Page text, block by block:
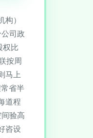
）
司政
权比
按周
马上
省半
道程
验高
咨设